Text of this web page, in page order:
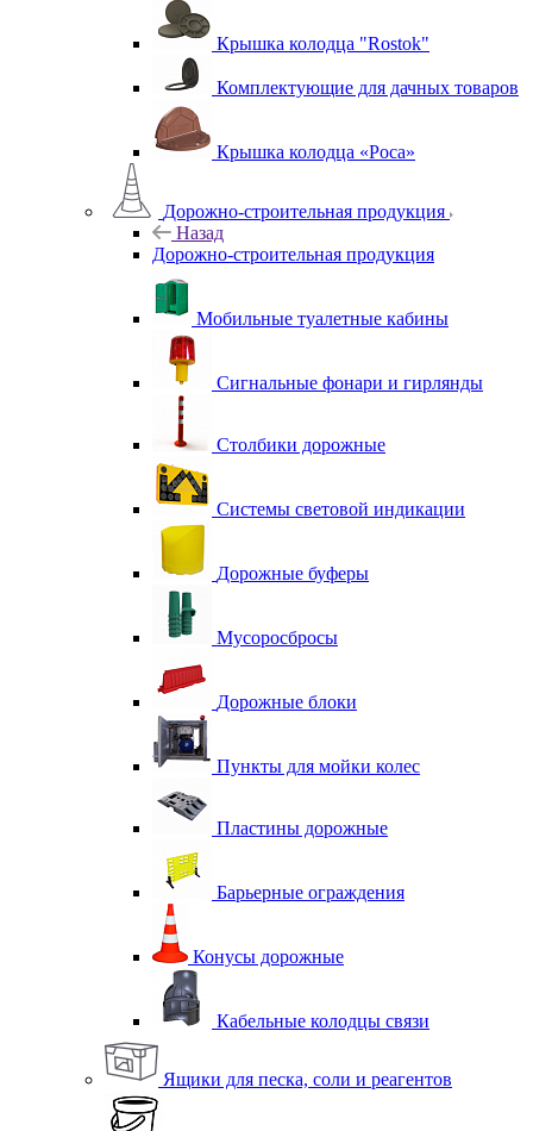
Крышка колодца "Rostok"
Комплектующие для дачных товаров
Крышка колодца «Роса»
Дорожно-строительная продукция
Назад
Дорожно-строительная продукция
Мобильные туалетные кабины
Сигнальные фонари и гирлянды
Столбики дорожные
Системы световой индикации
Дорожные буферы
Мусоросбросы
Дорожные блоки
Пункты для мойки колес
Пластины дорожные
Барьерные ограждения
Конусы дорожные
Кабельные колодцы связи
Ящики для песка, соли и реагентов